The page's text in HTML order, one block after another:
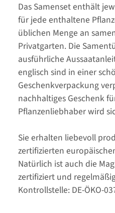
Das Samenset enthält
für jede enthaltene
üblichen Menge an
Privatgarten. Die
ausführliche
englisch sind in einer
Geschenkverpackung
nachhaltiges Geschenk
Pflanzenliebhaber wird
Sie erhalten liebevoll
zertifizierten
Natürlich ist auch die
zertifiziert und
Kontrollstelle: DE-ÖKO-